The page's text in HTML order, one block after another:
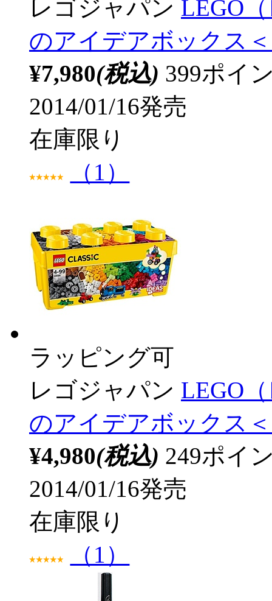
レゴジャパン LEGO
のアイデアボックス
¥7,980(税込) 399ポイ
2014/01/16発売
在庫限り
（1）
ラッピング可
レゴジャパン LEGO
のアイデアボックス
¥4,980(税込) 249ポイ
2014/01/16発売
在庫限り
（1）